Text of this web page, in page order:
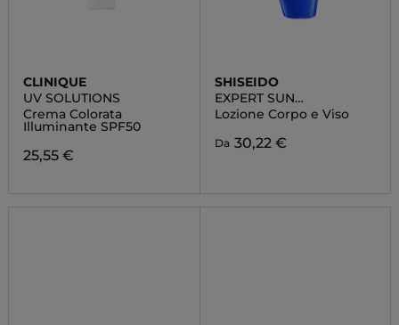
CLINIQUE
UV SOLUTIONS
Crema Colorata
Illuminante SPF50
25,55 €
SHISEIDO
EXPERT SUN
PROTECTOR
Lozione Corpo e Viso
Da 30,22 €